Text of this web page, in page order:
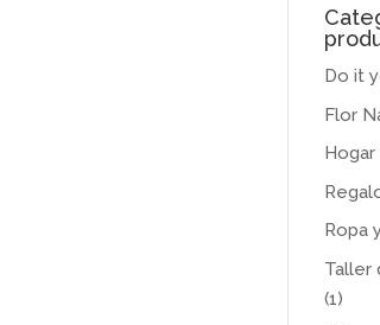
Do it
Flor
Hogar
Ropa
Taller
(1)